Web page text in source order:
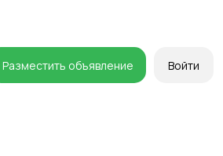
Разместить объявление Войти